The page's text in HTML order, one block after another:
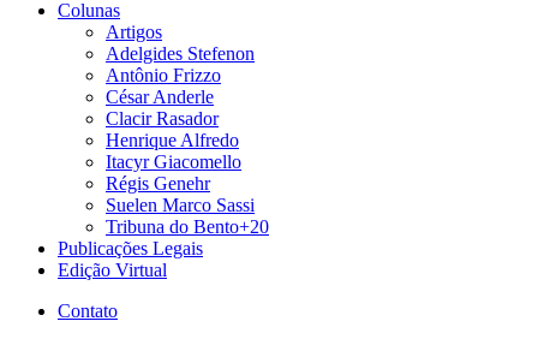
Colunas
Artigos
Adelgides Stefenon
Antônio Frizzo
César Anderle
Clacir Rasador
Henrique Alfredo
Itacyr Giacomello
Régis Genehr
Suelen Marco Sassi
Tribuna do Bento+20
Publicações Legais
Edição Virtual
Contato